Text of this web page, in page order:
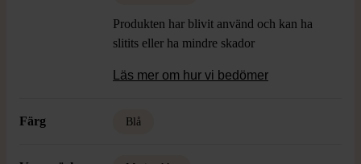
Produkten har blivit använd och kan ha
slitits eller ha mindre skador
Läs mer om hur vi bedömer
Färg Blå